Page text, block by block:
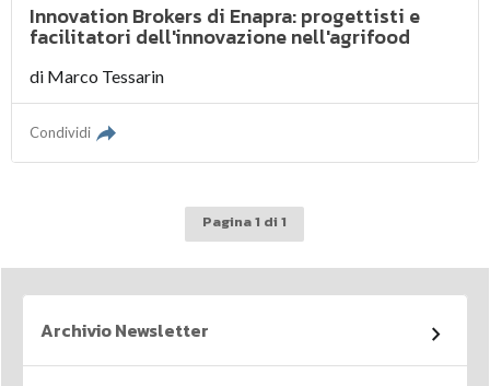
Innovation Brokers di Enapra: progettisti e
facilitatori dell'innovazione nell'agrifood
di Marco Tessarin
Condividi
Pagina 1 di 1
Archivio Newsletter